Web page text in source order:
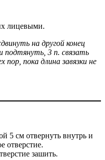
лицевыми.
на другой конец
подтянуть, 3 п. связать
пока длина завязки не
5 см отвернуть внутрь и
отверстие.
зашить.